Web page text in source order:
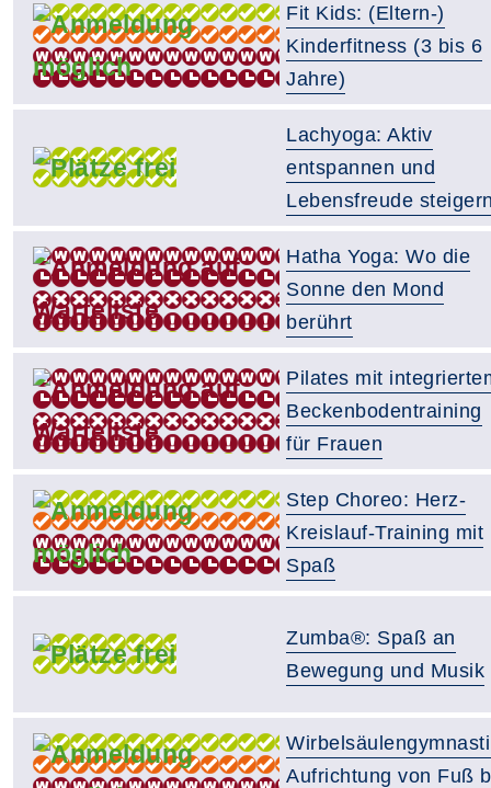
Fit Kids: (Eltern-)
Kinderfitness (3 bis 6
Jahre)
Lachyoga: Aktiv
entspannen und
Lebensfreude
Hatha Yoga: Wo die
Sonne den Mond
berührt
Pilates mit
Beckenbodentraining
für Frauen
Step Choreo: Herz-
Kreislauf-Training mit
Spaß
Zumba®: Spaß an
Bewegung und Musik
Aufrichtung von Fuß